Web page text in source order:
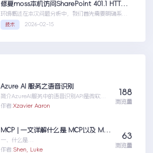
修复moss本机访问SharePoint 401.1 HTTP错误
环境概述在本次问题分析中，我们首先需要明确系统
的运行环境。了解环境配置不仅能帮助我们定位问
题，也为...修复moss本机访问
技术 2026-02-15
Azure AI 服务之语音识别
简介AzureAI服务中的语音识别API是微软提
供的一项先进技术，旨在帮助开发者轻松实现
作者:Xzavier Aaron
188
浏览量
MCP | 一文详解什么是 MCP以及 MCP 可以做什么
一、什么是
MCPMCP（ModelContextProtocol）是一
作者:Shen, Luke
63
浏览量